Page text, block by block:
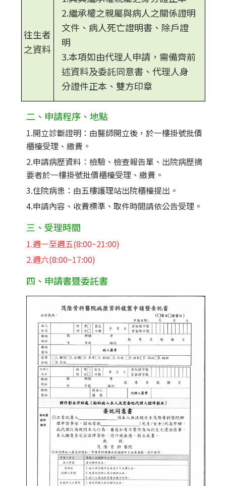
往生者
之資料
2.繼承權之親屬與病人之關係證明
文件、病人死亡證明書、除戶證
明
3.本項如由代理人申請，需備齊前
述資料及委託同意書、代理人身
分證件正本、雙方印章
二、申請程序、地點
1.開立診斷證明：由醫師開立後，於一樓掛號批價
櫃檯受理、繳費。
2.申請病歷資料：檢驗、檢查報告單、出院病歷摘
要者於一樓掛號批價櫃檯受理、繳費。
3.住院病患：由五樓護理站出院櫃檯提出。
4.申請內容、收費標準、取件時間請依公告受理。
三、受理時間
1.週一至週五(8:00~21:00)
2.週六(8:00~17:00)
四、申請書暨委託書